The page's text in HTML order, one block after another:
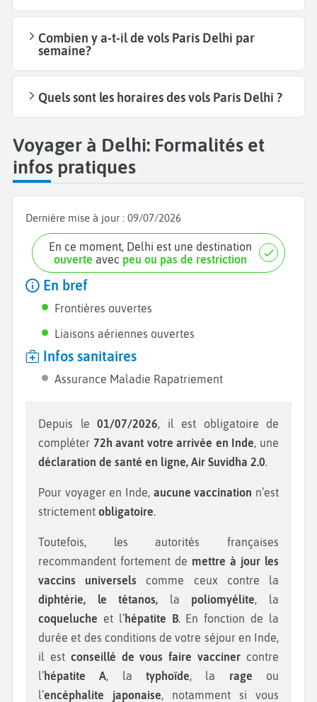
Combien y a-t-il de vols Paris Delhi par
semaine?
Quels sont les horaires des vols Paris Delhi ?
Voyager à Delhi: Formalités et
infos pratiques
Dernière mise à jour : 09/07/2026
En ce moment, Delhi est une destination
ouverte avec peu ou pas de restriction
En bref
Frontières ouvertes
Liaisons aériennes ouvertes
Infos sanitaires
Assurance Maladie Rapatriement
Depuis le 01/07/2026, il est obligatoire de
compléter 72h avant votre arrivée en Inde, une
déclaration de santé en ligne, Air Suvidha 2.0.
Pour voyager en Inde, aucune vaccination n’est
strictement obligatoire.
Toutefois, les autorités françaises
recommandent fortement de mettre à jour les
vaccins universels comme ceux contre la
diphtérie, le tétanos, la poliomyélite, la
coqueluche et l’hépatite B. En fonction de la
durée et des conditions de votre séjour en Inde,
il est conseillé de vous faire vaccinercontre
l’hépatite A, latyphoïde, la rage ou
l’encéphalite japonaise, notamment si vous